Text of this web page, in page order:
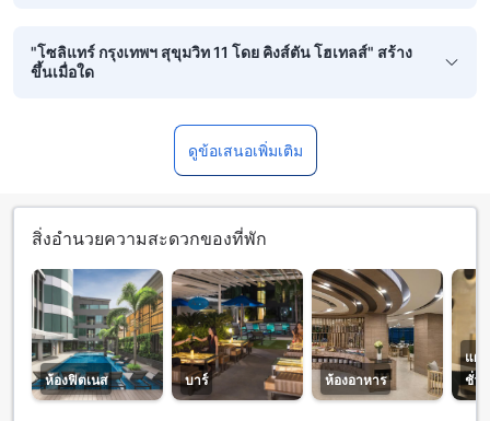
"โซลิแทร์ กรุงเทพฯ สุขุมวิท 11 โดย คิงส์ตัน โฮเทลส์" สร้าง
ขึ้นเมื่อใด
ดูข้อเสนอเพิ่มเติม
สิ่งอำนวยความสะดวกของที่พัก
ห้องฟิตเนส บาร์ ห้องอาหาร
แผ
ชั่ว